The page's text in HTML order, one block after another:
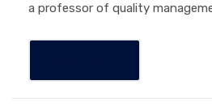
a professor of quality